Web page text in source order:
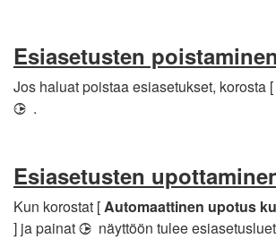
Esiasetusten poistaminen
Jos haluat poistaa esiasetukset, korosta [
2 .
Esiasetusten
Kun korostat [Automaattinen upotus
] ja painat 2 näyttöön tulee